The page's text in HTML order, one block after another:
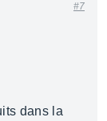
#7
dans la